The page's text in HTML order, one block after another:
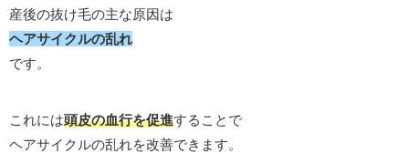
産後の抜け毛の主な原因は
ヘアサイクルの乱れ
です。
これには頭皮の血行を促進することで
ヘアサイクルの乱れを改善できます。